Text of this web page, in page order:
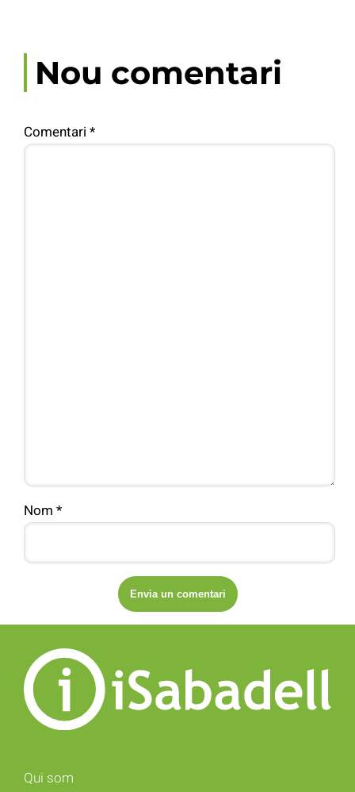
Nou comentari
Comentari *
Nom *
Qui som